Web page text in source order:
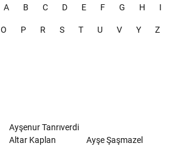
A B C D E F G H I
O P R S T U V Y Z
Ayşenur Tanrıverdi
Altar Kaplan Ayşe Şaşmazel